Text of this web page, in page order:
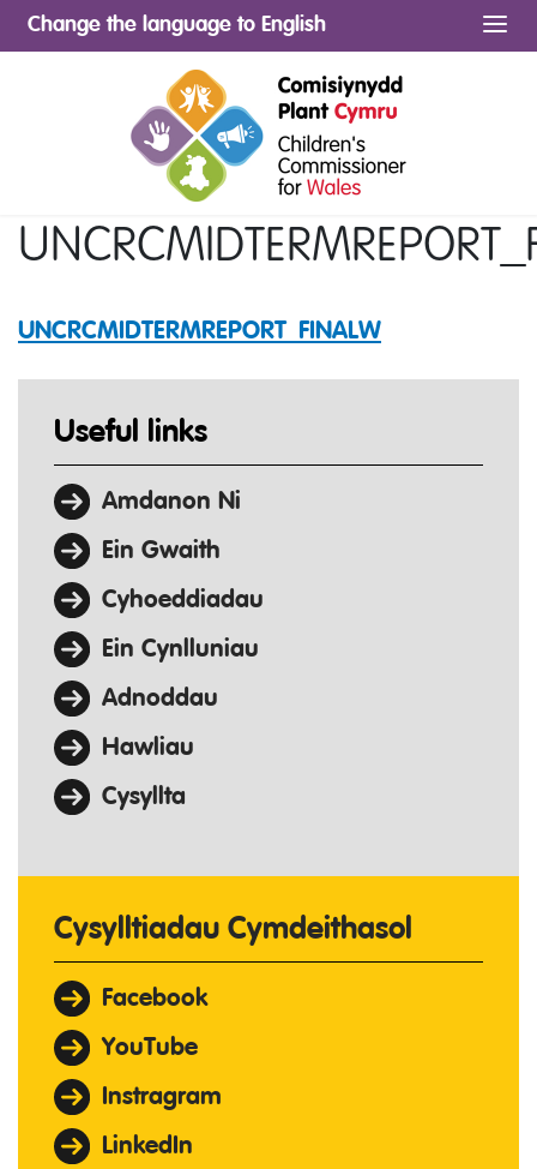
Change the language to English
UNCRCMIDTERMREPORT_FINALW
Useful links
Amdanon Ni
Ein Gwaith
Cyhoeddiadau
Ein Cynlluniau
Adnoddau
Hawliau
Cysyllta
Cysylltiadau Cymdeithasol
Facebook
YouTube
Instragram
LinkedIn